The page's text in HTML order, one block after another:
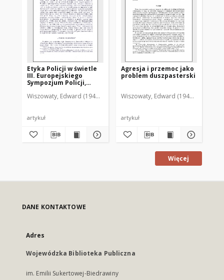
Etyka Policji w świetle
III. Europejskiego
Sympozjum Policji,
"Europa jutra, jaka
Wiszowaty, Edward (1949- )
artykuł
Agresja i przemoc jako
problem duszpasterski
Wiszowaty, Edward (1949- )
artykuł
Więcej
DANE KONTAKTOWE
Adres
Wojewódzka Biblioteka Publiczna
im. Emilii Sukertowej-Biedrawiny